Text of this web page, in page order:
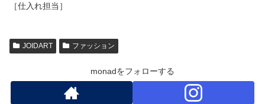
［仕入れ担当］
JOIDART ファッション
monadをフォローする